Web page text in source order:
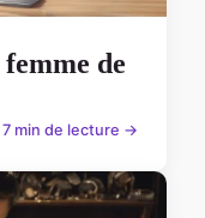
de
7 min de lecture →